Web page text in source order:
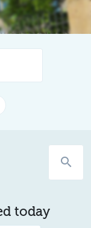
search
today